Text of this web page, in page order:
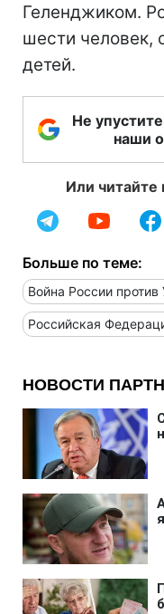
Геленджиком.
шести человек,
детей.
Не
наши
Или читайте
Больше по теме:
Война России
Российская